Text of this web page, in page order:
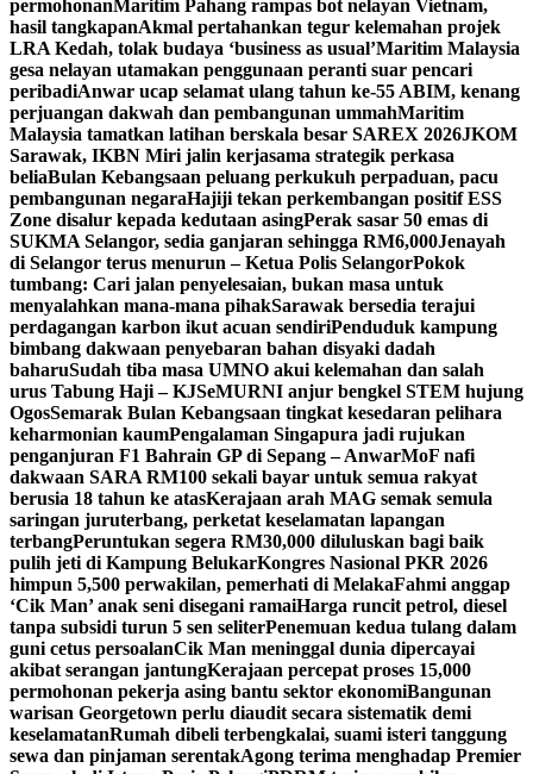
permohonanMaritim Pahang rampas bot nelayan Vietnam,
hasil tangkapanAkmal pertahankan tegur kelemahan projek
LRA Kedah, tolak budaya ‘business as usual’Maritim Malaysia
gesa nelayan utamakan penggunaan peranti suar pencari
peribadiAnwar ucap selamat ulang tahun ke-55 ABIM, kenang
perjuangan dakwah dan pembangunan ummahMaritim
Malaysia tamatkan latihan berskala besar SAREX 2026JKOM
Sarawak, IKBN Miri jalin kerjasama strategik perkasa
beliaBulan Kebangsaan peluang perkukuh perpaduan, pacu
pembangunan negaraHajiji tekan perkembangan positif ESS
Zone disalur kepada kedutaan asingPerak sasar 50 emas di
SUKMA Selangor, sedia ganjaran sehingga RM6,000Jenayah
di Selangor terus menurun – Ketua Polis SelangorPokok
tumbang: Cari jalan penyelesaian, bukan masa untuk
menyalahkan mana-mana pihakSarawak bersedia terajui
perdagangan karbon ikut acuan sendiriPenduduk kampung
bimbang dakwaan penyebaran bahan disyaki dadah
baharuSudah tiba masa UMNO akui kelemahan dan salah
urus Tabung Haji – KJSeMURNI anjur bengkel STEM hujung
OgosSemarak Bulan Kebangsaan tingkat kesedaran pelihara
keharmonian kaumPengalaman Singapura jadi rujukan
penganjuran F1 Bahrain GP di Sepang – AnwarMoF nafi
dakwaan SARA RM100 sekali bayar untuk semua rakyat
berusia 18 tahun ke atasKerajaan arah MAG semak semula
saringan juruterbang, perketat keselamatan lapangan
terbangPeruntukan segera RM30,000 diluluskan bagi baik
pulih jeti di Kampung BelukarKongres Nasional PKR 2026
himpun 5,500 perwakilan, pemerhati di MelakaFahmi anggap
‘Cik Man’ anak seni disegani ramaiHarga runcit petrol, diesel
tanpa subsidi turun 5 sen seliterPenemuan kedua tulang dalam
guni cetus persoalanCik Man meninggal dunia dipercayai
akibat serangan jantungKerajaan percepat proses 15,000
permohonan pekerja asing bantu sektor ekonomiBangunan
warisan Georgetown perlu diaudit secara sistematik demi
keselamatanRumah dibeli terbengkalai, suami isteri tanggung
sewa dan pinjaman serentakAgong terima menghadap Premier